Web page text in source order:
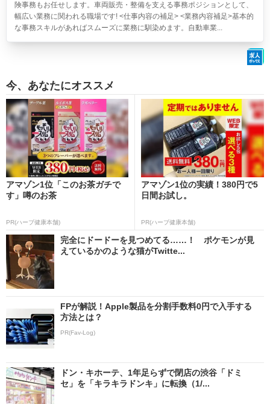
険事務もお任せします。車両販売・整備を支える事務ポジションとして、
幅広い業務に関われる職場です! <仕事内容の補足> <業務内容補足>基本的
な事務スキルがあればスムーズに業務に馴染めます。自動車業...
今、あなたにオススメ
アマゾン1位「このお茶ガチで
す」噂のお茶
PR(ハーブ健康本舗)
アマゾン1位の実績！380円で5
日間お試し。
PR(ハーブ健康本舗)
完全にドードーを見つめてる……！ ポケモンが見
えているかのような猫がTwitte...
FPが解説！Apple製品を分割手数料0円で入手する
方法とは？
PR(Fav-Log)
ドン・キホーテ、1年足らずで閉店の渋谷「ドミ
セ」を「キラキラドンキ」に転換（1/...